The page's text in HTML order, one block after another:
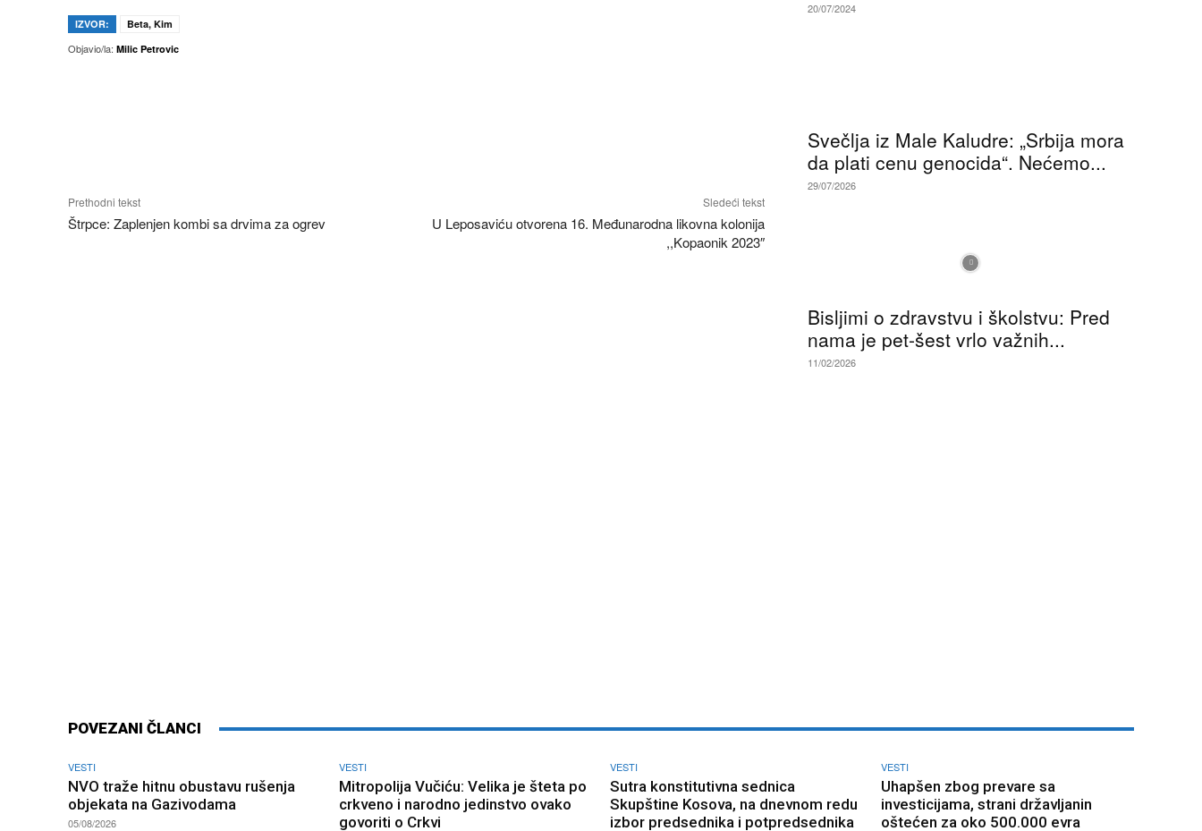
IZVOR: Beta, Kim
Objavio/la: Milic Petrovic
Prethodni tekst
Štrpce: Zaplenjen kombi sa drvima za ogrev
Sledeći tekst
U Leposaviću otvorena 16. Međunarodna likovna kolonija
,,Kopaonik 2023″
20/07/2024
Svečlja iz Male Kaludre: „Srbija mora
da plati cenu genocida“. Nećemo...
29/07/2026
Bisljimi o zdravstvu i školstvu: Pred
nama je pet-šest vrlo važnih...
11/02/2026
POVEZANI ČLANCI
VESTI
NVO traže hitnu obustavu rušenja
objekata na Gazivodama
05/08/2026
VESTI
Mitropolija Vučiću: Velika je šteta po
crkveno i narodno jedinstvo ovako
govoriti o Crkvi
VESTI
Sutra konstitutivna sednica
Skupštine Kosova, na dnevnom redu
izbor predsednika i potpredsednika
VESTI
Uhapšen zbog prevare sa
investicijama, strani državljanin
oštećen za oko 500.000 evra